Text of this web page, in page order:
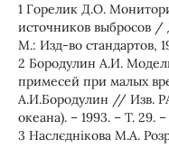
1 Горелик Д.О.
источников выбросов
М.: Изд-во стандартов,
2 Бородулин А.И.
примесей при малых
А.И.Бородулин // Изв.
океана). – 1993. – Т. 29.
3 Наслєднікова М.А.